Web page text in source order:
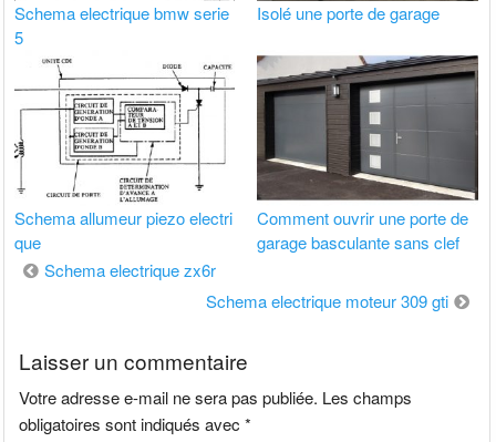
Schema electrique bmw serie
5
Isolé une porte de garage
Schema allumeur piezo electri
que
Comment ouvrir une porte de
garage basculante sans clef
Navigation
Schema electrique zx6r
Schema electrique moteur 309 gti
Laisser un commentaire
Votre adresse e-mail ne sera pas publiée. Les champs
obligatoires sont indiqués avec*